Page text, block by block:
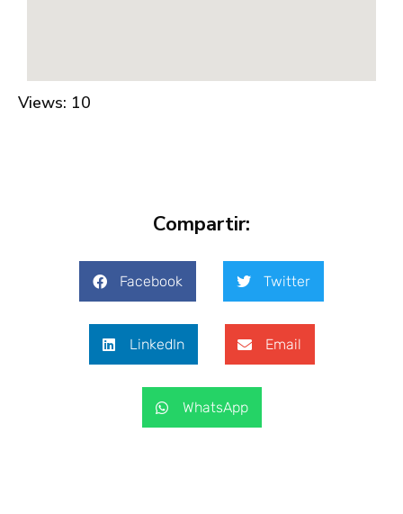
Views: 10
Compartir:
Facebook Twitter
LinkedIn Email
WhatsApp